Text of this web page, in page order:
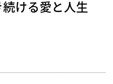
ける愛と人生